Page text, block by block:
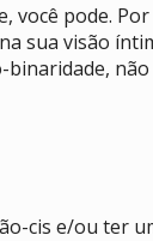
pode.
sua visão
cis e/ou ter